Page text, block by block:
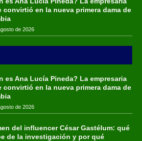
convirtió en la nueva primera dama de
de 2026
es Ana Lucía Pineda? La empresaria
convirtió en la nueva primera dama de
de 2026
del influencer César Gastélum: qué
de la investigación y por qué